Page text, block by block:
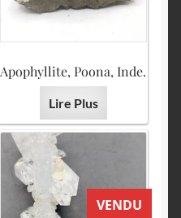
Apophyllite, Poona, Inde.
Lire Plus
VENDU